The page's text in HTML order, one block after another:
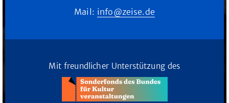
Mail: info@zeise.de
Mit freundlicher Unterstützung des